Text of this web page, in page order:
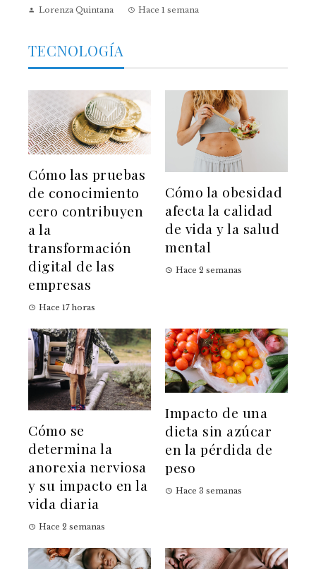
Lorenza Quintana Hace 1 semana
TECNOLOGÍA
Cómo las pruebas
de conocimiento
cero contribuyen
a la
transformación
digital de las
empresas
Hace 17 horas
Cómo la obesidad
afecta la calidad
de vida y la salud
mental
Hace 2 semanas
Cómo se
determina la
anorexia nerviosa
y su impacto en la
vida diaria
Hace 2 semanas
Impacto de una
dieta sin azúcar
en la pérdida de
peso
Hace 3 semanas